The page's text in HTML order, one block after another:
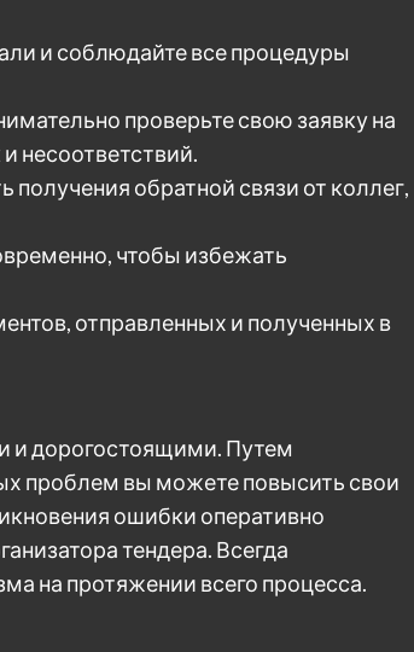
и соблюдайте все процедуры
проверьте свою заявку на
несоответствий.
обратной связи от коллег,
чтобы избежать
отправленных и полученных в
дорогостоящими. Путем
проблем вы можете повысить свои
ошибки оперативно
тендера. Всегда
на протяжении всего процесса.